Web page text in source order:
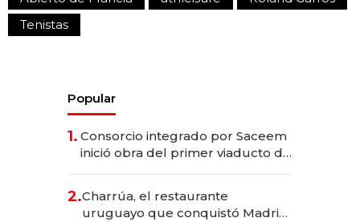
Tenistas
Popular
1. Consorcio integrado por Saceem
inició obra del primer viaducto de
millones
2.Charrúa, el restaurante
uruguayo que conquistó Madrid: